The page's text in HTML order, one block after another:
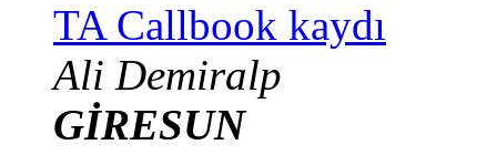
TA Callbook kaydı
Ali Demiralp
GİRESUN